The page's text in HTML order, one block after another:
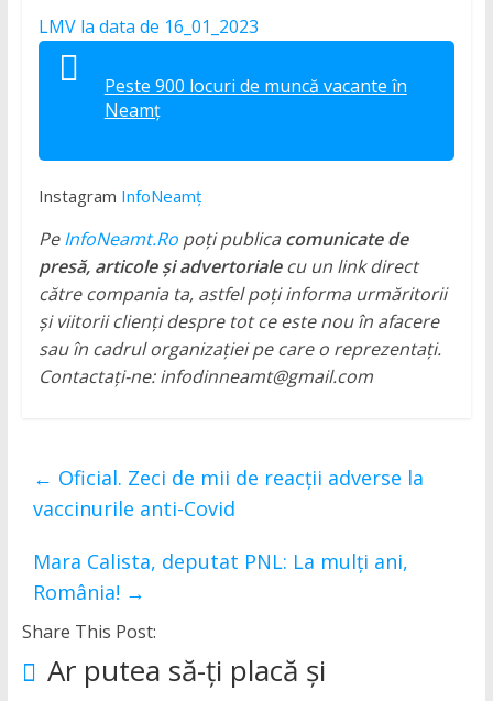
LMV la data de 16_01_2023
Peste 900 locuri de muncă vacante în
Neamț
Instagram InfoNeamț
PeInfoNeamt.Ropoți publica comunicate de
presă, articole și advertorialecu un link direct
către compania ta, astfel poți informa urmăritorii
și viitorii clienți despre tot ce este nou în afacere
sau în cadrul organizației pe care o reprezentați.
Contactați-ne: infodinneamt@gmail.com
← Oficial. Zeci de mii de reacţii adverse la
vaccinurile anti-Covid
Mara Calista, deputat PNL: La mulți ani,
România! →
Share This Post:
Ar putea să-ți placă și